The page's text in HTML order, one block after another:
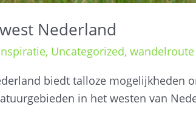
Nederland
, Uncategorized,wandelroute
biedt talloze mogelijkheden
in het westen van